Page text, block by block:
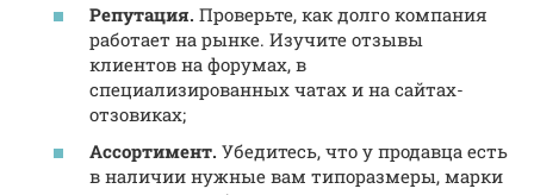
Репутация. Проверьте, как долго компания
работает на рынке. Изучите отзывы
клиентов на форумах, в
специализированных чатах и на сайтах-
отзовиках;
Ассортимент. Убедитесь, что у продавца есть
в наличии нужные вам типоразмеры, марки